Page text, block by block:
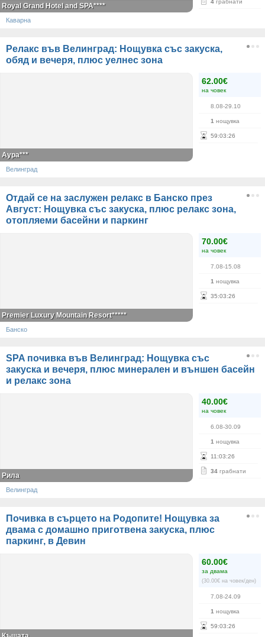
4 грабнати
Royal Grand Hotel and SPA****
Каварна
Релакс във Велинград: Нощувка със закуска,
обяд и вечеря, плюс уелнес зона
62.00€
на човек
8.08-29.10
1 нощувка
59:03:26
Аура***
Велинград
Отдай се на заслужен релакс в Банско през
Август: Нощувка със закуска, плюс релакс зона,
отопляеми басейни и паркинг
70.00€
на човек
7.08-15.08
1 нощувка
35:03:26
Premier Luxury Mountain Resort*****
Банско
SPA почивка във Велинград: Нощувка със
закуска и вечеря, плюс минерален и външен басейн
и релакс зона
40.00€
на човек
6.08-30.09
1 нощувка
11 :03:26
34 грабнати
Рила
Велинград
Почивка в сърцето на Родопите! Нощувка за
двама с домашно приготвена закуска, плюс
паркинг, в Девин
60.00€
за двама
(30.00€ на човек/ден)
7.08-24.09
1 нощувка
59:03:26